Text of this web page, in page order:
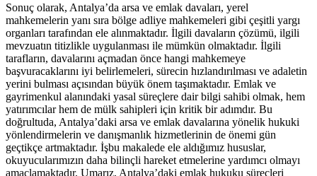
Sonuç olarak, ‌Antalya’da⁤ arsa ​ve emlak ​davaları,⁢ yerel
mahkemelerin yanı ⁣sıra bölge adliye mahkemeleri ⁣gibi çeşitli yargı‌
organları tarafından​ ele alınmaktadır.‍ İlgili ‌davaların⁤ çözümü, ilgili
mevzuatın titizlikle uygulanması ile ⁢mümkün olmaktadır. İlgili
tarafların, davalarını açmadan önce hangi mahkemeye
başvuracaklarını iyi belirlemeleri,‍ sürecin hızlandırılması ve⁤ adaletin
yerini⁣ bulması açısından büyük ⁢önem ⁣taşımaktadır. ⁤Emlak⁣ ve
⁤gayrimenkul alanındaki yasal süreçlere dair bilgi sahibi olmak, hem
yatırımcılar hem de mülk sahipleri için kritik bir adımdır. Bu
‌doğrultuda, Antalya’daki​ arsa ve emlak davalarına ⁢yönelik hukuki
yönlendirmelerin ve danışmanlık hizmetlerinin de ⁢önemi gün
geçtikçe artmaktadır. İşbu makalede​ ele aldığımız hususlar,
okuyucularımızın daha bilinçli⁤ hareket etmelerine yardımcı olmayı
amaçlamaktadır.‌ Umarız, Antalya’daki emlak hukuku süreçleri⁣